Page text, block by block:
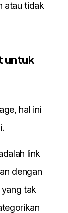
atau tidak
untuk
hal ini
link
dengan
tak